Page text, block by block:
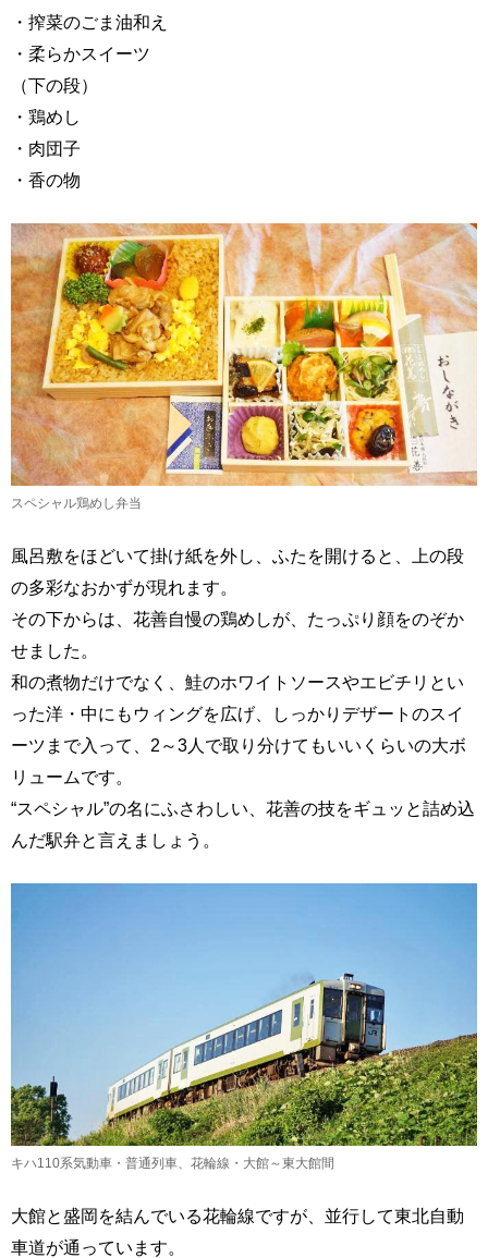
・搾菜のごま油和え
・柔らかスイーツ
（下の段）
・鶏めし
・肉団子
・香の物
スペシャル鶏めし弁当
風呂敷をほどいて掛け紙を外し、ふたを開けると、上の段
の多彩なおかずが現れます。
その下からは、花善自慢の鶏めしが、たっぷり顔をのぞか
せました。
和の煮物だけでなく、鮭のホワイトソースやエビチリとい
った洋・中にもウィングを広げ、しっかりデザートのスイ
ーツまで入って、2～3人で取り分けてもいいくらいの大ボ
リュームです。
“スペシャル”の名にふさわしい、花善の技をギュッと詰め込
んだ駅弁と言えましょう。
キハ110系気動車・普通列車、花輪線・大館～東大館間
大館と盛岡を結んでいる花輪線ですが、並行して東北自動
車道が通っています。